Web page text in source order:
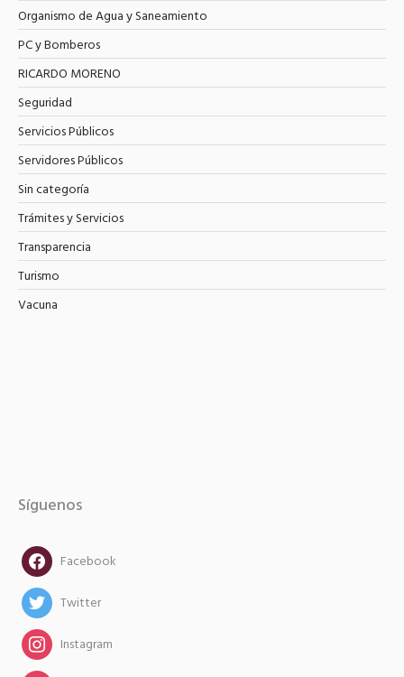
Organismo de Agua y Saneamiento
PC y Bomberos
RICARDO MORENO
Seguridad
Servicios Públicos
Servidores Públicos
Sin categoría
Trámites y Servicios
Transparencia
Turismo
Vacuna
Síguenos
facebookFacebook
twitterTwitter
instagramInstagram